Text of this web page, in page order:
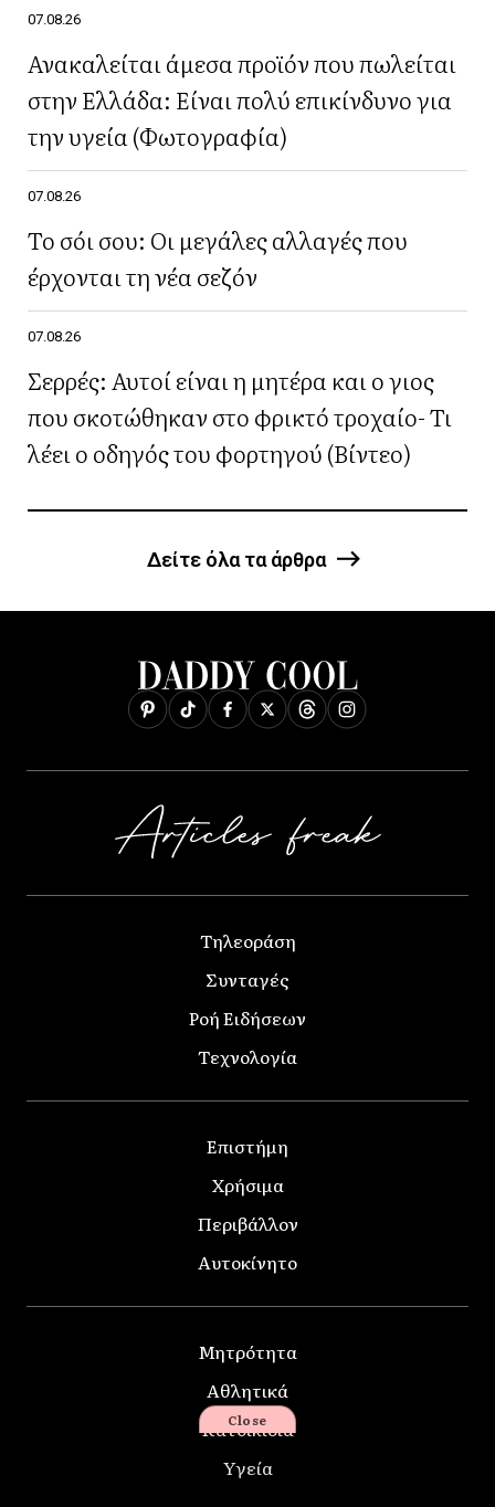
07.08.26
Ανακαλείται άμεσα προϊόν που πωλείται
στην Ελλάδα: Είναι πολύ επικίνδυνο για
την υγεία (Φωτογραφία)
07.08.26
Το σόι σου: Οι μεγάλες αλλαγές που
έρχονται τη νέα σεζόν
07.08.26
Σερρές: Αυτοί είναι η μητέρα και ο γιος
που σκοτώθηκαν στο φρικτό τροχαίο- Τι
λέει ο οδηγός του φορτηγού (Βίντεο)
Δείτε όλα τα άρθρα
Τηλεοράση
Συνταγές
Ροή Ειδήσεων
Τεχνολογία
Επιστήμη
Χρήσιμα
Περιβάλλον
Αυτοκίνητο
Μητρότητα
Αθλητικά
Κατοικίδια
Υγεία
Close